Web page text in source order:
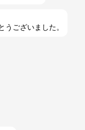
うございました。